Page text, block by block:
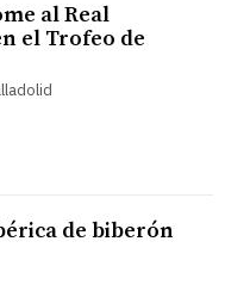
al Real
el Trofeo de
de biberón